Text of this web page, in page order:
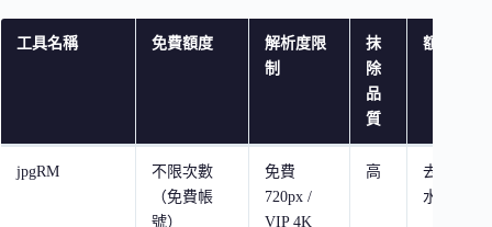
工具名稱 免費額度
解析度限
制
抹
除
品
質
額外功能
jpgRM
不限次數
（免費帳
號）
免費
720px /
VIP 4K
高
去背、浮
水印移除